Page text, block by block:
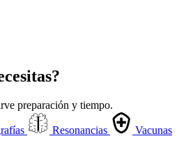
preparación y tiempo.
Resonancias
Vacunas